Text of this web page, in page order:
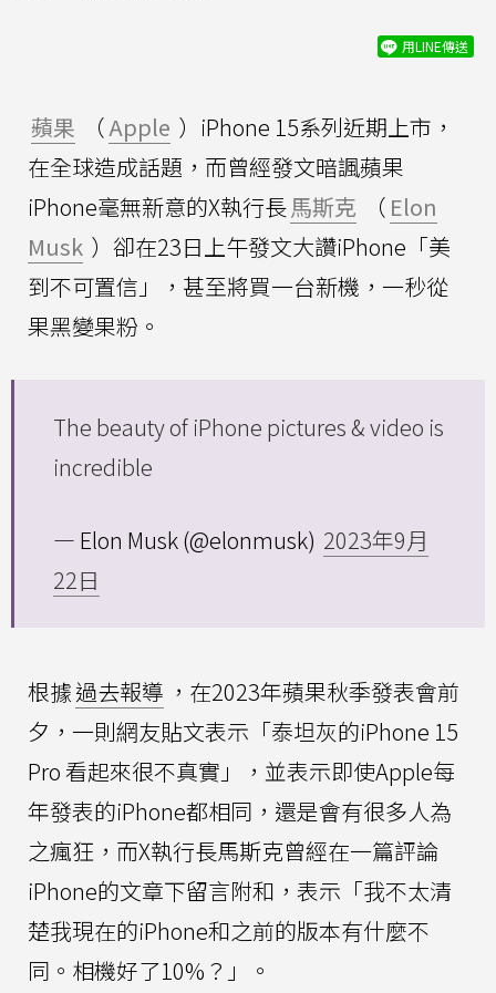
用LINE傳送
蘋果 （Apple ）iPhone 15系列近期上市，
在全球造成話題，而曾經發文暗諷蘋果
iPhone毫無新意的X執行長馬斯克 （ Elon
Musk ）卻在23日上午發文大讚iPhone「美
到不可置信」，甚至將買一台新機，一秒從
果黑變果粉。
The beauty of iPhone pictures & video is
incredible
— Elon Musk (@elonmusk) 2023年9月
22日
根據過去報導 ，在2023年蘋果秋季發表會前
夕，一則網友貼文表示「泰坦灰的iPhone 15
Pro 看起來很不真實」，並表示即使Apple每
年發表的iPhone都相同，還是會有很多人為
之瘋狂，而X執行長馬斯克曾經在一篇評論
iPhone的文章下留言附和，表示「我不太清
楚我現在的iPhone和之前的版本有什麼不
同。相機好了10%？」。